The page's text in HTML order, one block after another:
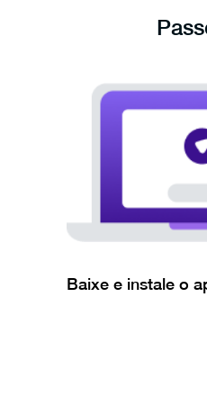
Baixe e instale o